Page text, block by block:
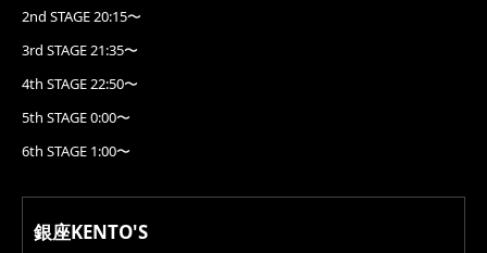
2nd STAGE 20:15〜
3rd STAGE 21:35〜
4th STAGE 22:50〜
5th STAGE 0:00〜
6th STAGE 1:00〜
銀座KENTO'S